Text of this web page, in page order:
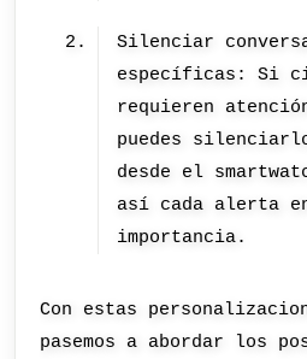
Silenciar
específicas: Si
requieren
puedes
desde el
así cada alerta
importancia.
Con estas
pasemos a abordar los